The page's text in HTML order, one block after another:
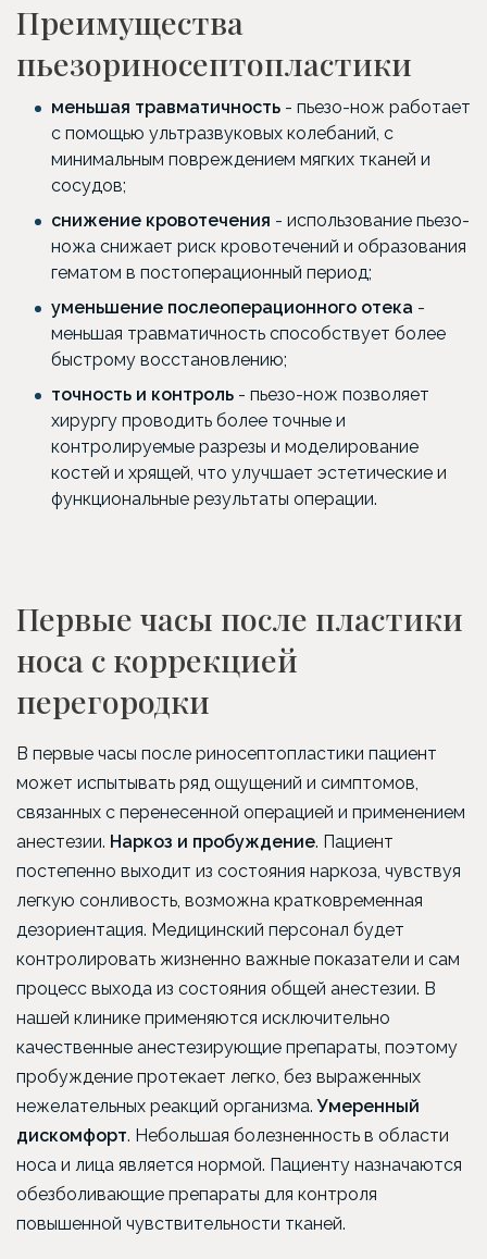
Преимущества
пьезориносептопластики
меньшая травматичность - пьезо-нож работает
с помощью ультразвуковых колебаний, с
минимальным повреждением мягких тканей и
сосудов;
снижение кровотечения - использование пьезо-
ножа снижает риск кровотечений и образования
гематом в постоперационный период;
уменьшение послеоперационного отека -
меньшая травматичность способствует более
быстрому восстановлению;
точность и контроль - пьезо-нож позволяет
хирургу проводить более точные и
контролируемые разрезы и моделирование
костей и хрящей, что улучшает эстетические и
функциональные результаты операции.
Первые часы после пластики
носа с коррекцией
перегородки
В первые часы после риносептопластики пациент
может испытывать ряд ощущений и симптомов,
связанных с перенесенной операцией и применением
анестезии. Наркоз и пробуждение. Пациент
постепенно выходит из состояния наркоза, чувствуя
легкую сонливость, возможна кратковременная
дезориентация. Медицинский персонал будет
контролировать жизненно важные показатели и сам
процесс выхода из состояния общей анестезии. В
нашей клинике применяются исключительно
качественные анестезирующие препараты, поэтому
пробуждение протекает легко, без выраженных
нежелательных реакций организма.Умеренный
дискомфорт. Небольшая болезненность в области
носа и лица является нормой. Пациенту назначаются
обезболивающие препараты для контроля
повышенной чувствительности тканей.